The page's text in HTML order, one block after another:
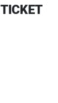
TICKET